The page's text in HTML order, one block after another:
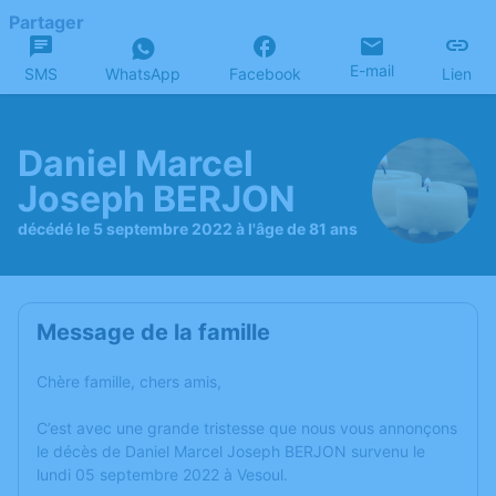
Partager
SMS WhatsApp Facebook E-mail Lien
Daniel Marcel
Joseph BERJON
décédé le 5 septembre 2022 à l'âge de 81 ans
Message de la famille
Chère famille, chers amis,
C’est avec une grande tristesse que nous vous annonçons
le décès de Daniel Marcel Joseph BERJON survenu le
lundi 05 septembre 2022 à Vesoul.